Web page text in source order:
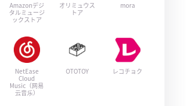
Amazonデジ
タルミュージ
ックストア
オリミュウス
トア
mora
NetEase
Cloud
Music（网易
云音乐）
OTOTOY レコチョク